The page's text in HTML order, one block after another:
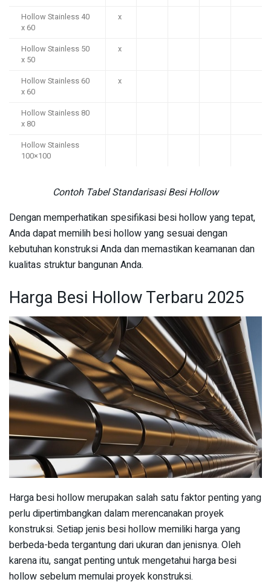
Hollow Stainless 40
x 60
x
Hollow Stainless 50
x 50
x
Hollow Stainless 60
x 60
x
Hollow Stainless 80
x 80
Hollow Stainless
100×100
Contoh Tabel Standarisasi Besi Hollow
Dengan memperhatikan spesifikasi besi hollow yang tepat,
Anda dapat memilih besi hollow yang sesuai dengan
kebutuhan konstruksi Anda dan memastikan keamanan dan
kualitas struktur bangunan Anda.
Harga Besi Hollow Terbaru 2025
Harga besi hollow merupakan salah satu faktor penting yang
perlu dipertimbangkan dalam merencanakan proyek
konstruksi. Setiap jenis besi hollow memiliki harga yang
berbeda-beda tergantung dari ukuran dan jenisnya. Oleh
karena itu, sangat penting untuk mengetahui harga besi
hollow sebelum memulai proyek konstruksi.